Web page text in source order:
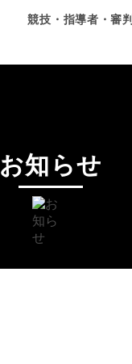
競技・指導者・審判
お知らせ